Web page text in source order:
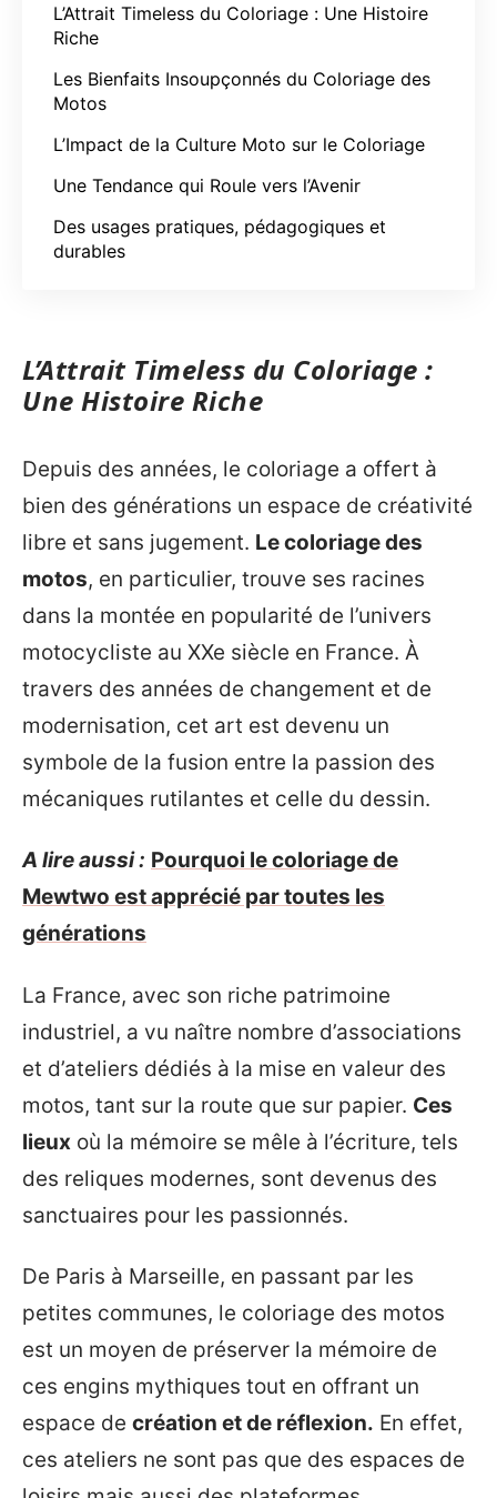
L’Attrait Timeless du Coloriage : Une Histoire
Riche
Les Bienfaits Insoupçonnés du Coloriage des
Motos
L’Impact de la Culture Moto sur le Coloriage
Une Tendance qui Roule vers l’Avenir
Des usages pratiques, pédagogiques et
durables
L’Attrait Timeless du Coloriage :
Une Histoire Riche
Depuis des années, le coloriage a offert à
bien des générations un espace de créativité
libre et sans jugement. Le coloriage des
motos, en particulier, trouve ses racines
dans la montée en popularité de l’univers
motocycliste au XXe siècle en France. À
travers des années de changement et de
modernisation, cet art est devenu un
symbole de la fusion entre la passion des
mécaniques rutilantes et celle du dessin.
A lire aussi : Pourquoi le coloriage de
Mewtwo est apprécié par toutes les
générations
La France, avec son riche patrimoine
industriel, a vu naître nombre d’associations
et d’ateliers dédiés à la mise en valeur des
motos, tant sur la route que sur papier. Ces
lieux où la mémoire se mêle à l’écriture, tels
des reliques modernes, sont devenus des
sanctuaires pour les passionnés.
De Paris à Marseille, en passant par les
petites communes, le coloriage des motos
est un moyen de préserver la mémoire de
ces engins mythiques tout en offrant un
espace de création et de réflexion. En effet,
ces ateliers ne sont pas que des espaces de